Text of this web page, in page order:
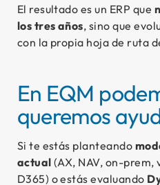
El resultado es un ERP que
los tres años, sino que
con la propia hoja de ruta
En EQM
queremos
Si te estás planteando
actual (AX, NAV, on-prem,
D365) o estás evaluando